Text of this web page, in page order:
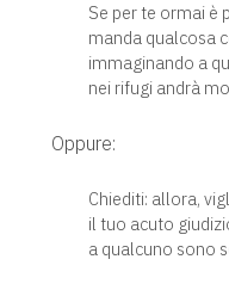
Se per te ormai è
manda qualcosa
immaginando a
nei rifugi andrà
Oppure:
Chiediti: allora,
il tuo acuto
a qualcuno sono